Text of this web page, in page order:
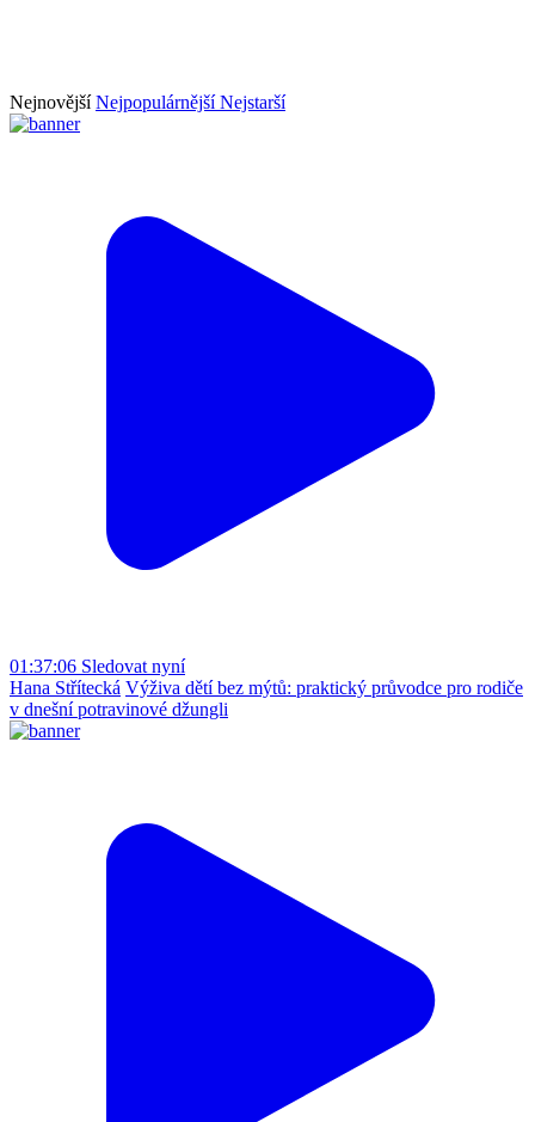
NejnovějšíNejpopulárnějšíNejstarší
01:37:06 Sledovat nyní
Hana Střítecká Výživa dětí bez mýtů: praktický průvodce pro rodiče
v dnešní potravinové džungli